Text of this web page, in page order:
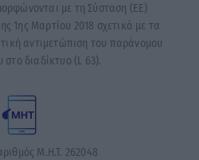
με τη Σύσταση (ΕΕ)
1ης Μαρτίου 2018 σχετικά με τα
αντιμετώπιση του παράνομου
στο διαδίκτυο (L 63).
Μ.Η.Τ. 262048